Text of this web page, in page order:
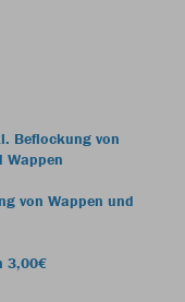
Beflockung von
Wappen
von Wappen und
3,00€